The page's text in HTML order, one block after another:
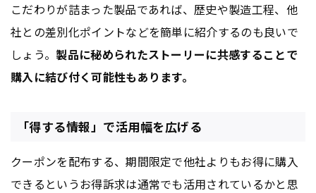
こだわりが詰まった製品であれば、歴史や製造工程、他
社との差別化ポイントなどを簡単に紹介するのも良いで
しょう。 製品に秘められたストーリーに共感することで
購入に結び付く可能性もあります。
「得する情報」で活用幅を広げる
クーポンを配布する、期間限定で他社よりもお得に購入
できるというお得訴求は通常でも活用されているかと思